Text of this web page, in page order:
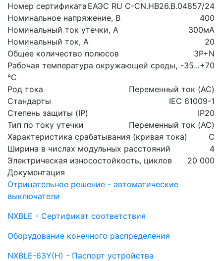
Номер сертификата ЕАЭС RU С-CN.НВ26.В.04857/24
Номинальное напряжение, В
400
Номинальный ток утечки, А
300мА
Номинальный ток, А
20
Общее количество полюсов
3P+N
Рабочая температура окружающей среды,
°C
-35...+70
Род тока
Переменный ток (AC)
Стандарты
IEC 61009-1
Степень защиты (IP)
IP20
Тип по току утечки
Переменный ток (AC)
Характеристика срабатывания (кривая тока)
C
Ширина в числах модульных расстояний
4
Электрическая износостойкость, циклов
20 000
Документация
Отрицательное решение - автоматические
выключатели
NXBLE - Сертификат соответствия
Оборудование конечного распределения
NXBLE-63Y(H) - Паспорт устройства